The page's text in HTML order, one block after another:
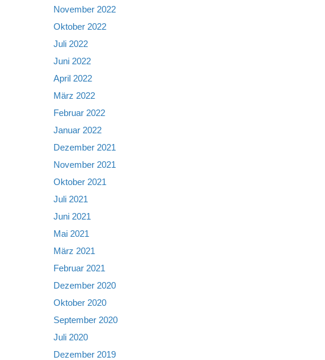
November 2022
Oktober 2022
Juli 2022
Juni 2022
April 2022
März 2022
Februar 2022
Januar 2022
Dezember 2021
November 2021
Oktober 2021
Juli 2021
Juni 2021
Mai 2021
März 2021
Februar 2021
Dezember 2020
Oktober 2020
September 2020
Juli 2020
Dezember 2019